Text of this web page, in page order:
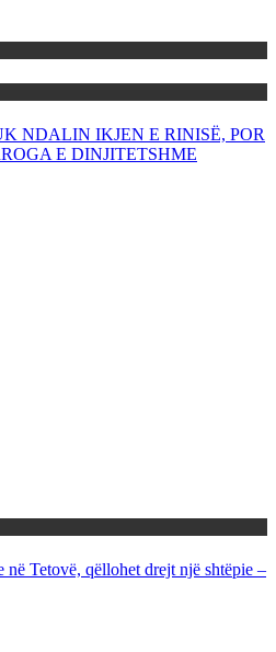
NDALIN IKJEN E RINISË, POR
E DINJITETSHME
në Tetovë, qëllohet drejt një shtëpie –